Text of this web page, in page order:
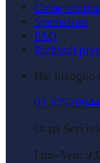
Come
Spedizioni
FAQ
Richiedi
Hai bisogno
02 37920944
Orari
Lun–Ven: